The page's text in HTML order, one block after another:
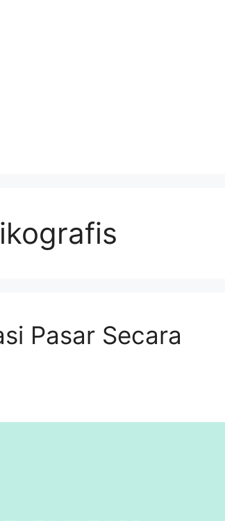
Pasar Secara